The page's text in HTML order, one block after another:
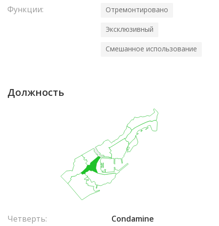
Функции: Отремонтировано
Эксклюзивный
Смешанное использование
Должность
Четверть: Condamine